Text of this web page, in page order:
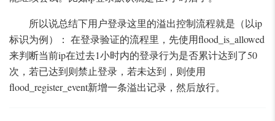
所以说总结下用户登录这里的溢出控制流程就是（以ip
标识为例）： 在登录验证的流程里，先使用flood_is_allowed
来判断当前ip在过去1小时内的登录行为是否累计达到了50
次，若已达到则禁止登录，若未达到，则使用
flood_register_event新增一条溢出记录，然后放行。